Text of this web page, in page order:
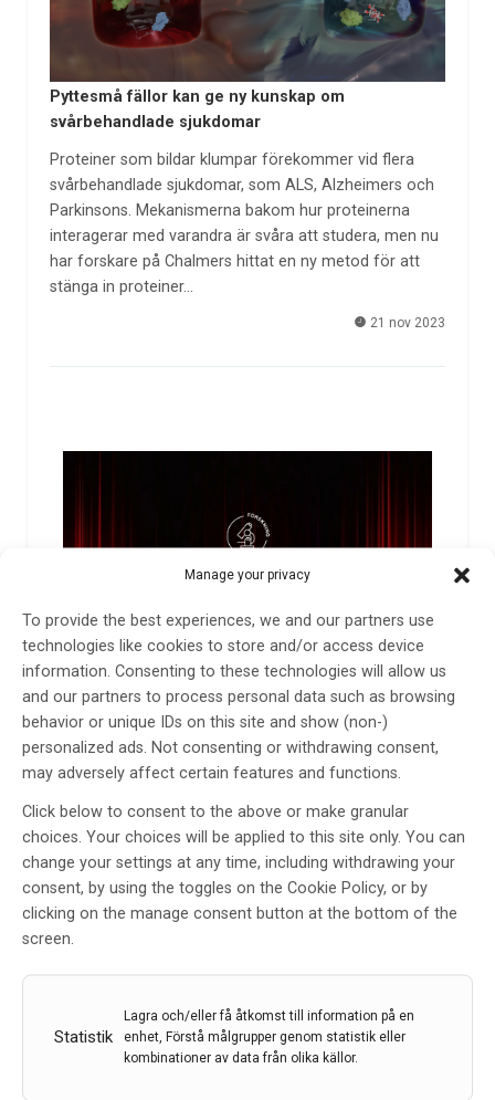
Manage your privacy
To provide the best experiences, we and our partners use
technologies like cookies to store and/or access device
information. Consenting to these technologies will allow us
and our partners to process personal data such as browsing
behavior or unique IDs on this site and show (non-)
personalized ads. Not consenting or withdrawing consent,
may adversely affect certain features and functions.
Click below to consent to the above or make granular
choices. Your choices will be applied to this site only. You can
change your settings at any time, including withdrawing your
consent, by using the toggles on the Cookie Policy, or by
clicking on the manage consent button at the bottom of the
screen.
Statistik
Lagra och/eller få åtkomst till information på en
enhet, Förstå målgrupper genom statistik eller
kombinationer av data från olika källor.
Pyttesmå fällor kan ge ny kunskap om
svårbehandlade sjukdomar
Proteiner som bildar klumpar förekommer vid flera
svårbehandlade sjukdomar, som ALS, Alzheimers och
Parkinsons. Mekanismerna bakom hur proteinerna
interagerar med varandra är svåra att studera, men nu
har forskare på Chalmers hittat en ny metod för att
stänga in proteiner…
21 nov 2023
Rekordstort bidrag till ALS-forskning
Neuroförbundet delar ut nära 14 miljoner kronor till tre
ALS-forskningsprojekt. Forskningen ska bidra till bättre
omvårdnad, nya mediciner och precisionsläkemedel.
7 nov 2023